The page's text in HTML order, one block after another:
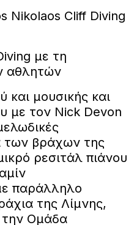
Nikolaos Cliff Diving
με τη
αθλητών
και μουσικής και
με τον Nick Devon
των βράχων της
ρεσιτάλ πιάνου
παράλληλο
της Λίμνης,
την Ομάδα